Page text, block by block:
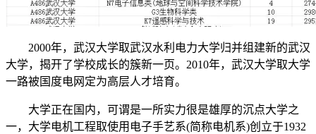
2000年，武汉大学取武汉水利电力大学归并组建新的武汉
大学，揭开了学校成长的簇新一页。2010年，武汉大学取大学
一路被国度电网定为高层人才培育。
大学正在国内，可谓是一所实力很是雄厚的沉点大学之
一，大学电机工程取使用电子手艺系(简称电机系)创立于1932